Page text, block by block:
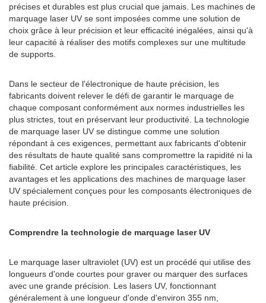
précises et durables est plus crucial que jamais. Les machines de
marquage laser UV se sont imposées comme une solution de
choix grâce à leur précision et leur efficacité inégalées, ainsi qu'à
leur capacité à réaliser des motifs complexes sur une multitude
de supports.
Dans le secteur de l'électronique de haute précision, les
fabricants doivent relever le défi de garantir le marquage de
chaque composant conformément aux normes industrielles les
plus strictes, tout en préservant leur productivité. La technologie
de marquage laser UV se distingue comme une solution
répondant à ces exigences, permettant aux fabricants d'obtenir
des résultats de haute qualité sans compromettre la rapidité ni la
fiabilité. Cet article explore les principales caractéristiques, les
avantages et les applications des machines de marquage laser
UV spécialement conçues pour les composants électroniques de
haute précision.
Comprendre la technologie de marquage laser UV
Le marquage laser ultraviolet (UV) est un procédé qui utilise des
longueurs d'onde courtes pour graver ou marquer des surfaces
avec une grande précision. Les lasers UV, fonctionnant
généralement à une longueur d'onde d'environ 355 nm,